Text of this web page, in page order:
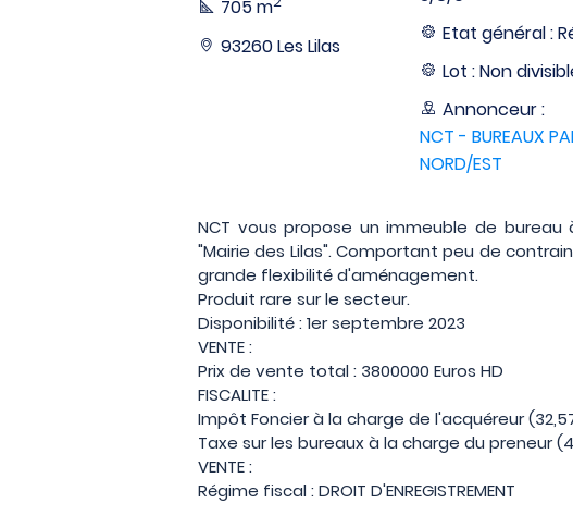
705 m
93260 Les Lilas
Etat général :
Lot : Non
Annonceur :
NCT - BUREAUX
NORD/EST
NCT vous propose un immeuble de
"Mairie des Lilas". Comportant peu de
grande flexibilité d'aménagement.
Produit rare sur le secteur.
Disponibilité : 1er septembre 2023
VENTE :
Prix de vente total : 3800000 Euros HD
FISCALITE :
Impôt Foncier à la charge de l'acquéreur
Taxe sur les bureaux à la charge du preneur
VENTE :
Régime fiscal : DROIT D'ENREGISTREMENT